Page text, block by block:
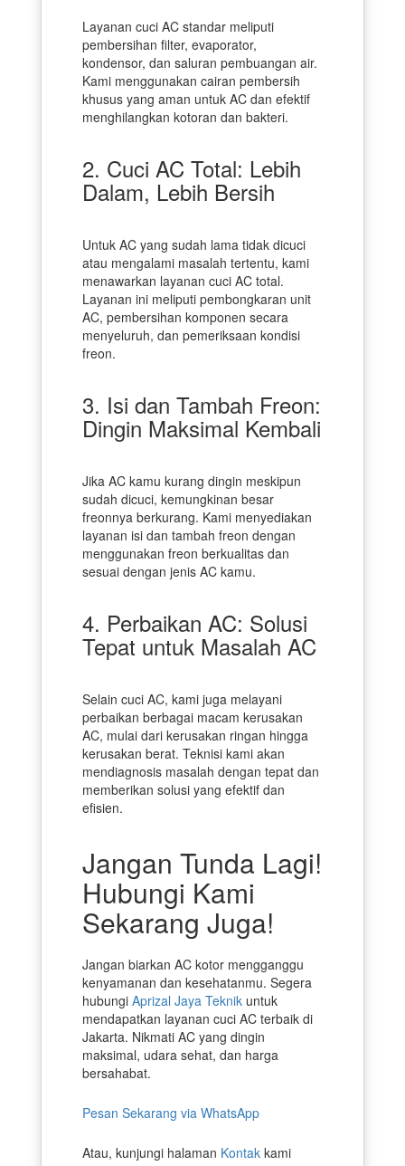
Layanan cuci AC standar meliputi
pembersihan filter, evaporator,
kondensor, dan saluran pembuangan air.
Kami menggunakan cairan pembersih
khusus yang aman untuk AC dan efektif
menghilangkan kotoran dan bakteri.
2. Cuci AC Total: Lebih
Dalam, Lebih Bersih
Untuk AC yang sudah lama tidak dicuci
atau mengalami masalah tertentu, kami
menawarkan layanan cuci AC total.
Layanan ini meliputi pembongkaran unit
AC, pembersihan komponen secara
menyeluruh, dan pemeriksaan kondisi
freon.
3. Isi dan Tambah Freon:
Dingin Maksimal Kembali
Jika AC kamu kurang dingin meskipun
sudah dicuci, kemungkinan besar
freonnya berkurang. Kami menyediakan
layanan isi dan tambah freon dengan
menggunakan freon berkualitas dan
sesuai dengan jenis AC kamu.
4. Perbaikan AC: Solusi
Tepat untuk Masalah AC
Selain cuci AC, kami juga melayani
perbaikan berbagai macam kerusakan
AC, mulai dari kerusakan ringan hingga
kerusakan berat. Teknisi kami akan
mendiagnosis masalah dengan tepat dan
memberikan solusi yang efektif dan
efisien.
Jangan Tunda Lagi!
Hubungi Kami
Sekarang Juga!
Jangan biarkan AC kotor mengganggu
kenyamanan dan kesehatanmu. Segera
hubungi Aprizal Jaya Teknikuntuk
mendapatkan layanan cuci AC terbaik di
Jakarta. Nikmati AC yang dingin
maksimal, udara sehat, dan harga
bersahabat.
Pesan Sekarang via WhatsApp
Atau, kunjungi halaman Kontakkami